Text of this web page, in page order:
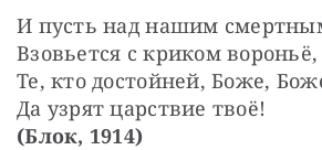
И пусть над нашим
Взовьется с криком
Те, кто достойней, Боже,
Да узрят царствие твоё!
(Блок, 1914)